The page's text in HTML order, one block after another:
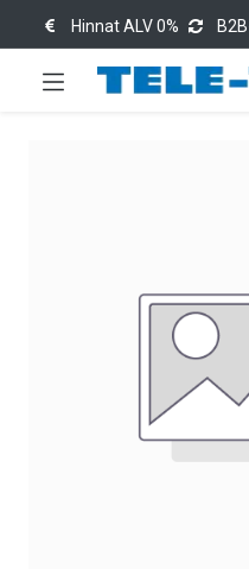
Hinnat ALV 0%